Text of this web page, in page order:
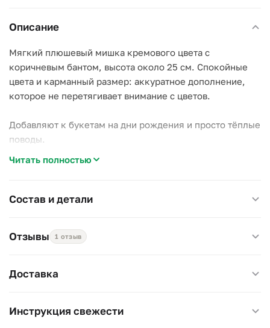
Описание
Мягкий плюшевый мишка кремового цвета с
коричневым бантом, высота около 25 см. Спокойные
цвета и карманный размер: аккуратное дополнение,
которое не перетягивает внимание с цветов.
Добавляют к букетам на дни рождения и просто тёплые
поводы.
Читать полностью
Состав и детали
Отзывы 1 отзыв
Доставка
Инструкция свежести